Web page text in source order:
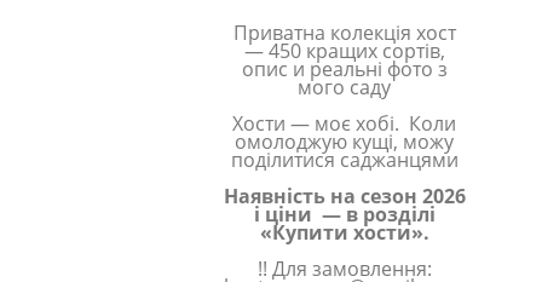
Приватна колекція хост
— 450 кращих сортів,
опис и реальні фото з
мого саду
Хости — моє хобі. Коли
омолоджую кущі, можу
поділитися саджанцями
Наявність на сезон 2026
і ціни — в розділі
«Купити хости».
!! Для замовлення: